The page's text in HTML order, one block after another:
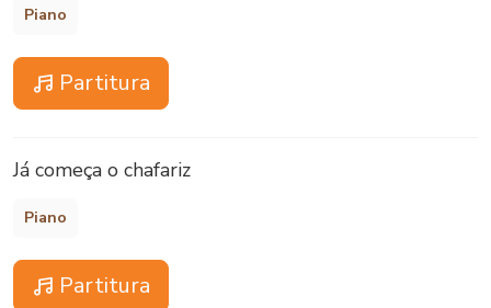
Piano
Partitura
Já começa o chafariz
Piano
Partitura